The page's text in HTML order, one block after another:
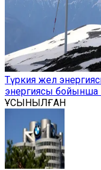
Түркия жел
энергиясы
ҰСЫНЫЛҒАН